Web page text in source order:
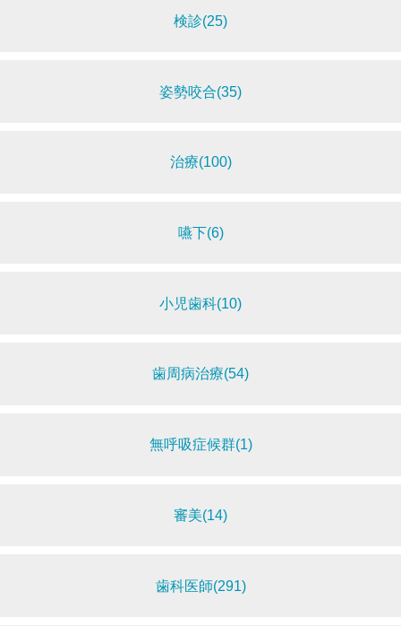
検診(25)
姿勢咬合(35)
治療(100)
嚥下(6)
小児歯科(10)
歯周病治療(54)
無呼吸症候群(1)
審美(14)
歯科医師(291)